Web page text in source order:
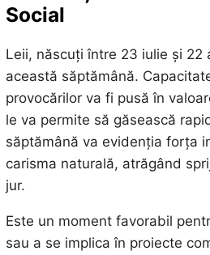
Social
Leii, născuți între 23 iulie și 22
această săptămână.
provocărilor va fi pusă în
le va permite să găsească
săptămână va evidenția forța
carisma naturală, atrăgând
jur.
Este un moment favorabil
sau a se implica în proiecte